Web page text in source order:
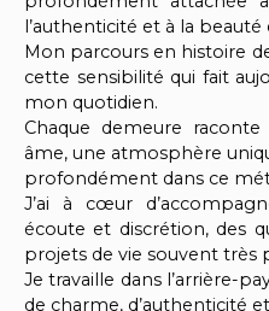
l’authenticité et à la beauté
Mon parcours en histoire
cette sensibilité qui fait
mon quotidien.
Chaque demeure
âme, une atmosphère
profondément dans ce
J’ai à cœur
écoute et discrétion, des
projets de vie souvent très
Je travaille dans l’arrière-
de charme, d’authenticité